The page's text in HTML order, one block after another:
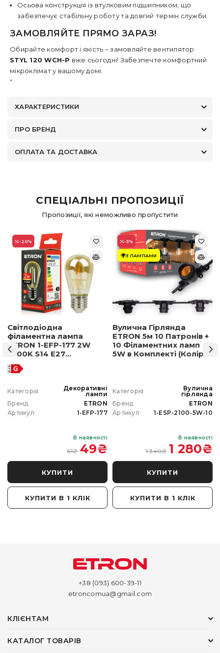
Осьова конструкція із втулковим підшипником , що
забезпечує стабільну роботу та довгий термін служби.
ЗАМОВЛЯЙТЕ ПРЯМО ЗАРАЗ!
Обирайте комфорт і якість – замовляйте вентилятор
STYL 120 WCH-P вже сьогодні! Забезпечте комфортний
мікроклімат у вашому домі.
"
ХАРАКТЕРИСТИКИ
ПРО БРЕНД
ОПЛАТА ТА ДОСТАВКА
СПЕЦІАЛЬНІ ПРОПОЗИЦІЇ
Пропозиції, які неможливо пропустити
-20%
Світлодіодна
філаментна лампа
ETRON 1-EFP-177 2W
2500K S14 E27
позолочене скло
Категорія
Декоративні
лампи
Бренд
ETRON
Артикул
1-EFP-177
В наявності
61₴ 49₴
КУПИТИ
КУПИТИ В 1 КЛІК
-5%
З ЛАМПАМИ
Вулична Гірлянда
ETRON 5м 10 Патронів +
10 Філаментних ламп
5W в Комплекті (Колір
Категорія
Вулична
гірлянда
Бренд
ETRON
Артикул
1-ESP-2100-5W-10
В наявності
1 340₴ 1 280₴
КУПИТИ
КУПИТИ В 1 КЛІК
+38 (093) 600-39-11
etroncomua@gmail.com
КЛІЄНТАМ
КАТАЛОГ ТОВАРІВ